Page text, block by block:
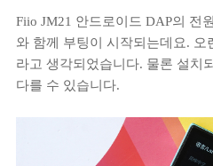
Fiio JM21 안드로이드 DAP의 전
와 함께 부팅이 시작되는데요. 오
라고 생각되었습니다. 물론 설치
다를 수 있습니다.